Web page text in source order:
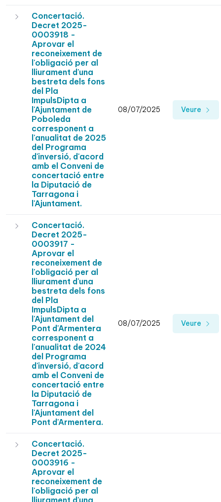
Concertació.
Decret 2025-
0003918 -
Aprovar el
reconeixement de
l'obligació per al
lliurament d'una
bestreta dels fons
del Pla
ImpulsDipta a
l'Ajuntament de
Poboleda
corresponent a
l'anualitat de 2025
del Programa
d'inversió, d'acord
amb el Conveni de
concertació entre
la Diputació de
Tarragona i
l'Ajuntament.
08/07/2025 Veure
Concertació.
Decret 2025-
0003917 -
Aprovar el
reconeixement de
l'obligació per al
lliurament d'una
bestreta dels fons
del Pla
ImpulsDipta a
l'Ajuntament del
Pont d'Armentera
corresponent a
l'anualitat de 2024
del Programa
d'inversió, d'acord
amb el Conveni de
concertació entre
la Diputació de
Tarragona i
l'Ajuntament del
Pont d'Armentera.
08/07/2025 Veure
Concertació.
Decret 2025-
0003916 -
Aprovar el
reconeixement de
l'obligació per al